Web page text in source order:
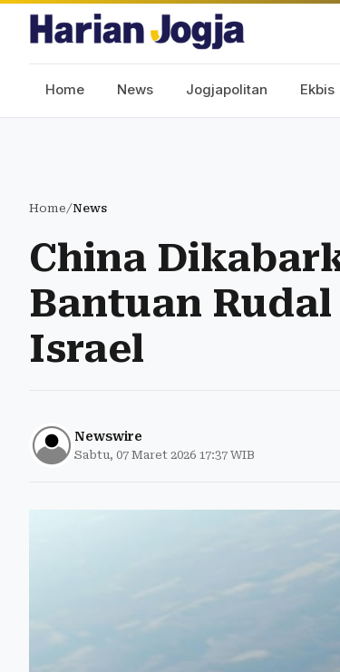
Home News Jogjapolitan Ekbis
Home/News
China
Bantuan
Israel
Newswire
Sabtu, 07 Maret 2026 17:37 WIB